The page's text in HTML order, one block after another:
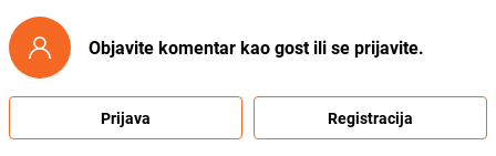
Objavite komentar kao gost ili se prijavite.
Prijava Registracija